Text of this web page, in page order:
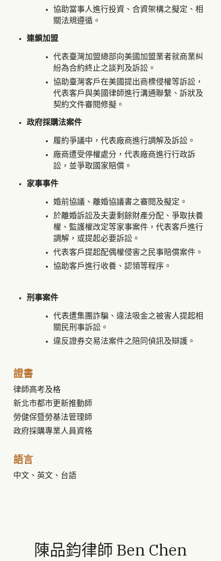
協助當事人進行投資、合資架構之擬定、相
關法規遵循。
連鎖加盟
代表臺灣加盟總部向美國加盟業者就商業糾
紛為合約終止之談判及訴訟。
協助臺灣客戶在美國提出商標侵權等訴訟，
代表客戶與美國律師進行溝通聯繫、訴狀及
契約文件審閱修擬。
政府採購法案件
履約爭議中，代表廠商進行調解及訴訟。
廠商遭受停權處分，代表廠商進行行政訴
訟，並爭取國家賠償。
家事事件
婚前協議、離婚協議書之審閱及擬定。
於離婚訴訟及夫妻剩餘財產分配、爭取扶養
權、監護權改定等家事案件，代表客戶進行
調解，或提起必要訴訟。
代表客戶提起配偶權侵害之民事賠償案件。
協助客戶進行收養、認領等程序。
刑事案件
代表遭集團詐騙、違法吸金之被害人提起相
關民刑事訴訟。
違反證券交易法案件之陪同偵訊及辯護。
證書
律師高考及格
新北市都市更新推動師
勞健保暨勞基法管理師
政府採購專業人員資格
語言
中文、英文、台語
陳品鈞律師 Ben Chen